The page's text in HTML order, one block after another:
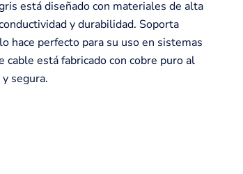
está diseñado con materiales de alta
y durabilidad. Soporta
hace perfecto para su uso en sistemas
está fabricado con cobre puro al
segura.